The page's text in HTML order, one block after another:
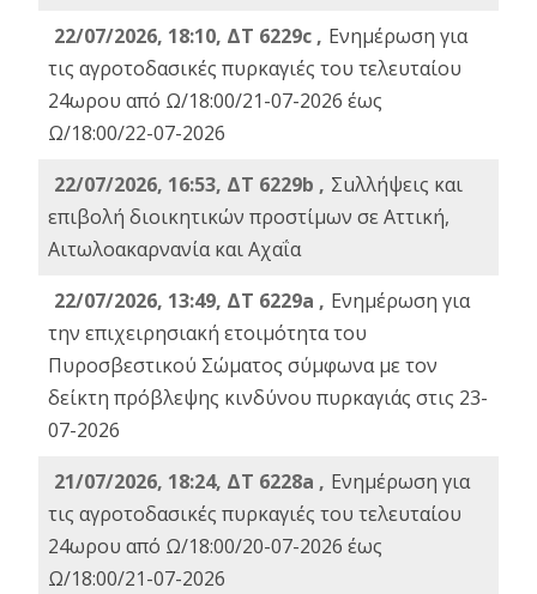
22/07/2026, 18:10, ΔΤ 6229c , Ενημέρωση για
τις αγροτοδασικές πυρκαγιές του τελευταίου
24ωρου από Ω/18:00/21-07-2026 έως
Ω/18:00/22-07-2026
22/07/2026, 16:53, ΔΤ 6229b , Σuλλήψεις και
επιβολή διοικητικών προστίμων σε Αττική,
Αιτωλοακαρνανία και Αχαΐα
22/07/2026, 13:49, ΔΤ 6229a , Ενημέρωση για
την επιχειρησιακή ετοιμότητα του
Πυροσβεστικού Σώματος σύμφωνα με τον
δείκτη πρόβλεψης κινδύνου πυρκαγιάς στις 23-
07-2026
21/07/2026, 18:24, ΔΤ 6228a , Ενημέρωση για
τις αγροτοδασικές πυρκαγιές του τελευταίου
24ωρου από Ω/18:00/20-07-2026 έως
Ω/18:00/21-07-2026